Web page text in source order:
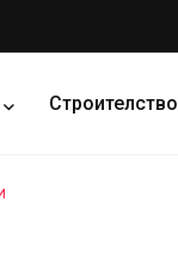
Строителство